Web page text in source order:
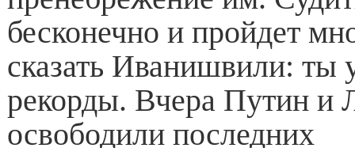
бесконечно и пройдет
сказать Иванишвили: ты
рекорды. Вчера Путин и
освободили последних